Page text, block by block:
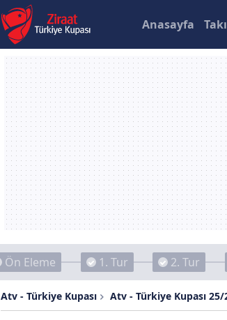
Anasayfa
Ön Eleme 1. Tur 2. Tur
Atv - Türkiye Kupası Atv - Türkiye Kupası 25/